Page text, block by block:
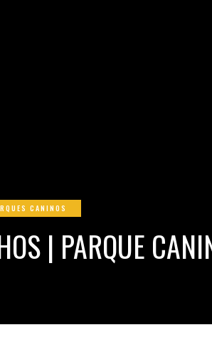
CANINOS
| PARQUE